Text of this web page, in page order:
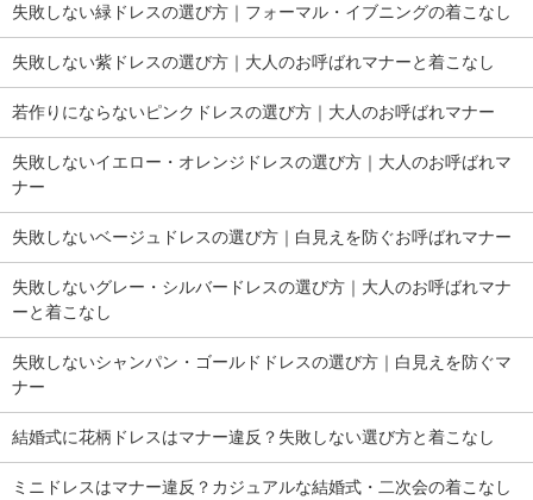
失敗しない緑ドレスの選び方｜フォーマル・イブニングの着こなし
失敗しない紫ドレスの選び方｜大人のお呼ばれマナーと着こなし
若作りにならないピンクドレスの選び方｜大人のお呼ばれマナー
失敗しないイエロー・オレンジドレスの選び方｜大人のお呼ばれマ
ナー
失敗しないベージュドレスの選び方｜白見えを防ぐお呼ばれマナー
失敗しないグレー・シルバードレスの選び方｜大人のお呼ばれマナ
ーと着こなし
失敗しないシャンパン・ゴールドドレスの選び方｜白見えを防ぐマ
ナー
結婚式に花柄ドレスはマナー違反？失敗しない選び方と着こなし
ミニドレスはマナー違反？カジュアルな結婚式・二次会の着こなし